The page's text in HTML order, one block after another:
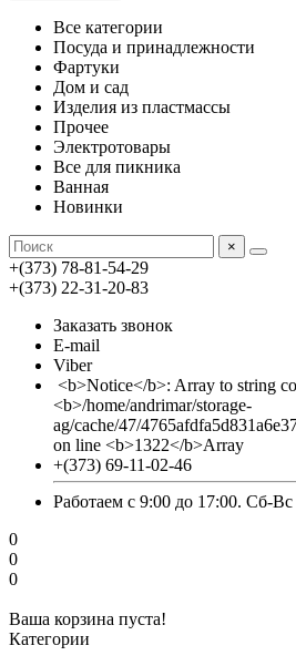
Все категории
Посуда и принадлежности
Фартуки
Дом и сад
Изделия из пластмассы
Прочее
Электротовары
Все для пикника
Ванная
Новинки
×
+(373) 78-81-54-29
+(373) 22-31-20-83
Заказать звонок
E-mail
Viber
<b>Notice</b>: Array to string
<b>/home/andrimar/storage-
ag/cache/47/
on line <b>1322</b>Array
+(373) 69-11-02-46
Работаем с 9:00 до 17:00. Сб-
0
0
0
Ваша корзина пуста!
Категории